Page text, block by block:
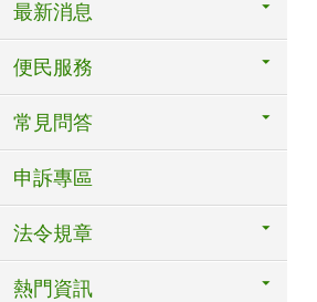
最新消息
便民服務
常見問答
申訴專區
法令規章
熱門資訊